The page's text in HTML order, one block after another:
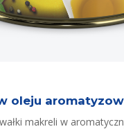
oleju
makreli w